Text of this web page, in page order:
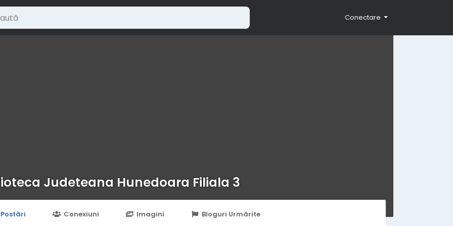
Conectare
Judeteana Hunedoara Filiala 3
Postări Conexiuni Imagini Bloguri Urmărite